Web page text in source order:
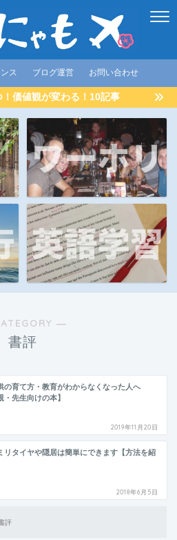
ス ブログ運営 お問い合わせ
価値観が変わる！10記事
―
書評
の育て方・教育がわからなくなった人へ
・先生向けの本】
2019年11月20日
リタイヤや隠居は簡単にできます【方法を紹
2018年6月5日
評